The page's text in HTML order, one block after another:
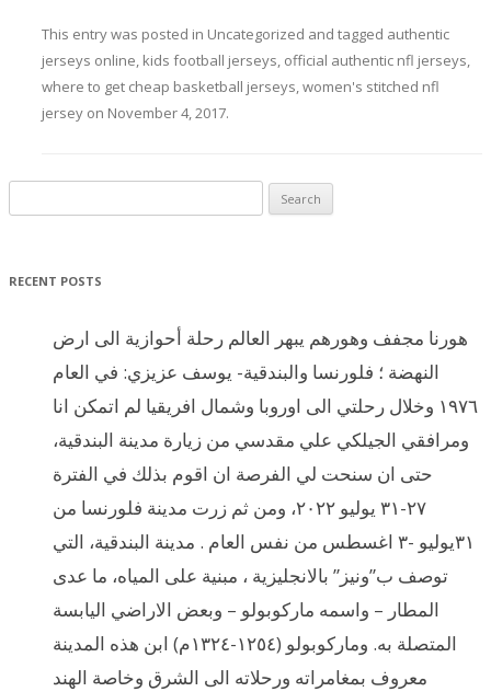
This entry was posted in Uncategorized and tagged authentic
jerseys online, kids football jerseys, official authentic nfl jerseys,
where to get cheap basketball jerseys,women's stitched nfl
jersey on November 4, 2017.
RECENT POSTS
هورنا مجفف وهورهم يبهر العالم رحلة أحوازية الى ارض
النهضة ؛ فلورنسا والبندقية- يوسف عزيزي: في العام
١٩٧٦ وخلال رحلتي الى اوروبا وشمال افريقيا لم اتمكن انا
ومرافقي الجيلكي علي مقدسي من زيارة مدينة البندقية،
حتى ان سنحت لي الفرصة ان اقوم بذلك في الفترة
٢٧-٣١ يوليو ٢٠٢٢، ومن ثم زرت مدينة فلورنسا من
٣١يوليو -٣ اغسطس من نفس العام . مدينة البندقية، التي
توصف ب”ونيز” بالانجليزية ، مبنية على المياه، ما عدى
المطار – واسمه ماركوبولو – وبعض الاراضي اليابسة
المتصلة به. وماركوبولو (١٢٥٤-١٣٢٤م) ابن هذه المدينة
معروف بمغامراته ورحلاته الى الشرق وخاصة الهند